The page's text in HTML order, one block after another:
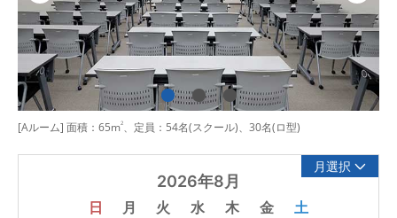
[Aルーム] 面積：65m2、定員：54名(スクール)、30名(ロ型)
月選択
2026年8月
日 月 火 水 木 金 土